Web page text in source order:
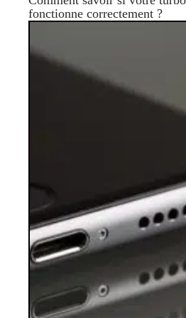
fonctionne correctement ?